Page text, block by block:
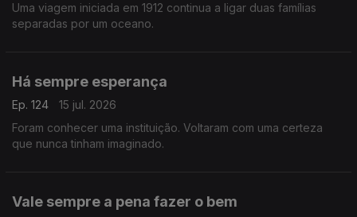
Uma viagem iniciada em 1912 continua a ligar duas famílias
separadas por um oceano.
Há sempre esperança
Ep. 124
15 jul. 2026
Foram conhecer uma instituição. Voltaram com uma certeza
que nunca tinham imaginado.
Vale sempre a pena fazer o bem